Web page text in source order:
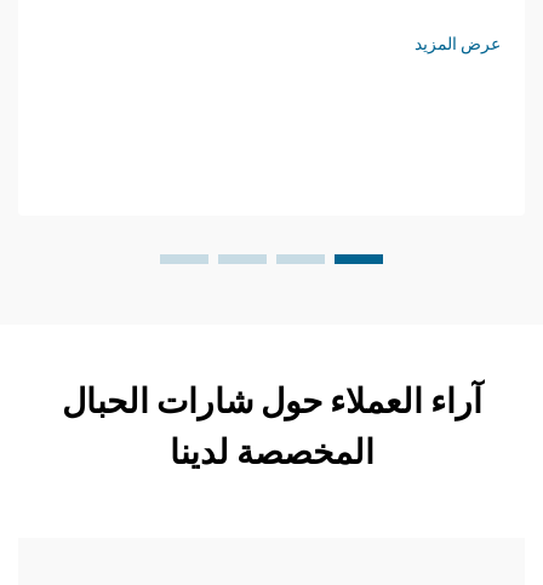
عرض المزيد
آراء العملاء حول شارات الحبال
المخصصة لدينا